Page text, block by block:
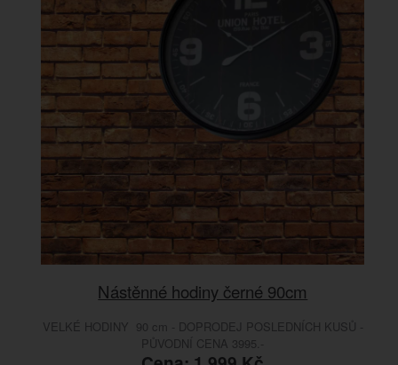
Nástěnné hodiny černé 90cm
VELKÉ HODINY 90 cm - DOPRODEJ POSLEDNÍCH KUSŮ -
PŮVODNÍ CENA 3995.-